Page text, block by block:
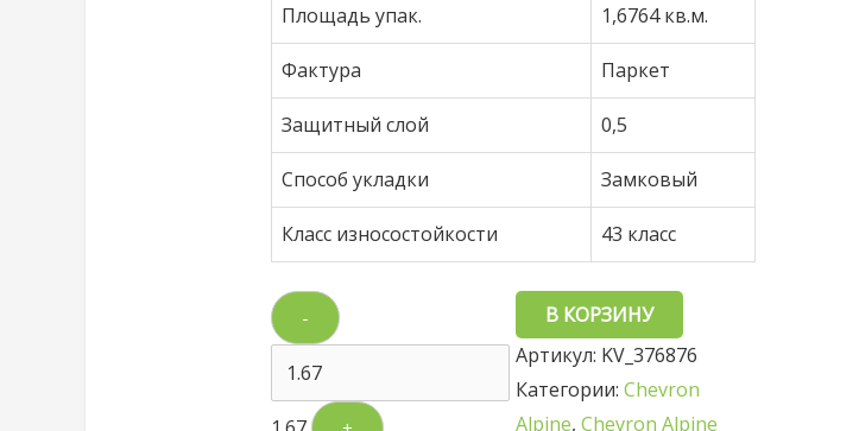
Площадь упак. 1,6764 кв.м.
Фактура Паркет
Защитный слой 0,5
Способ укладки Замковый
Класс износостойкости 43 класс
-
В КОРЗИНУ
Артикул: KV_376876
Категории: Chevron
Alpine, Chevron Alpine